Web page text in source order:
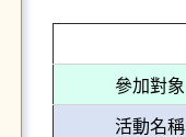
參加對象
活動名稱